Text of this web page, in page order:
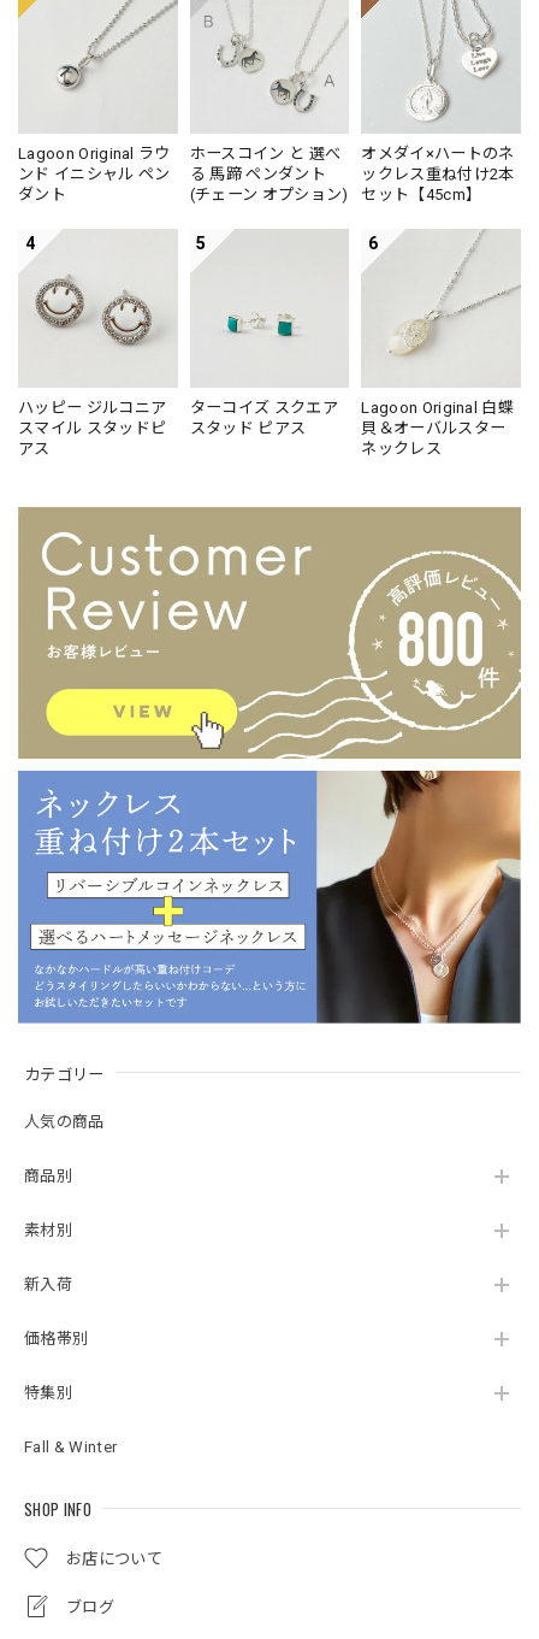
カテゴリー
人気の商品
商品別
素材別
新入荷
価格帯別
特集別
Fall & Winter
SHOP INFO
お店について
ブログ
Lagoon Original ラウ
ンド イニシャル ペン
ダント
ホースコイン と 選べ
る 馬蹄 ペンダント
(チェーン オプション)
オメダイ×ハートのネ
ックレス重ね付け2本
セット【45cm】
4
ハッピー ジルコニア
スマイル スタッドピ
アス
5
ターコイズ スクエア
スタッド ピアス
6
Lagoon Original 白蝶
貝＆オーバルスター
ネックレス